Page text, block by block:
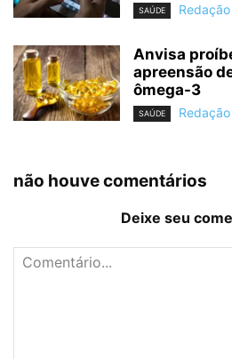
SAÚDE Redação
Anvisa
apreensão
ômega-3
SAÚDE Redação
não houve comentários
Deixe seu